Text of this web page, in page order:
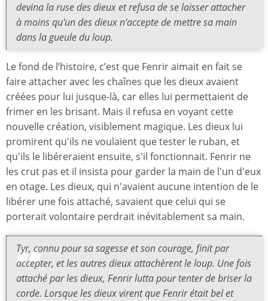
devina la ruse des dieux et refusa de se laisser attacher
à moins qu'un des dieux n'accepte de mettre sa main
dans la gueule du loup.
Le fond de l’histoire, c’est que Fenrir aimait en fait se
faire attacher avec les chaînes que les dieux avaient
créées pour lui jusque-là, car elles lui permettaient de
frimer en les brisant. Mais il refusa en voyant cette
nouvelle création, visiblement magique. Les dieux lui
promirent qu'ils ne voulaient que tester le ruban, et
qu'ils le libéreraient ensuite, s'il fonctionnait. Fenrir ne
les crut pas et il insista pour garder la main de l'un d'eux
en otage. Les dieux, qui n'avaient aucune intention de le
libérer une fois attaché, savaient que celui qui se
porterait volontaire perdrait inévitablement sa main.
Tyr, connu pour sa sagesse et son courage, finit par
accepter, et les autres dieux attachèrent le loup. Une fois
attaché par les dieux, Fenrir lutta pour tenter de briser la
corde. Lorsque les dieux virent que Fenrir était bel et